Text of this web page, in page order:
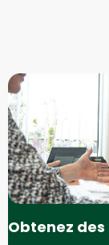
Obtenez des